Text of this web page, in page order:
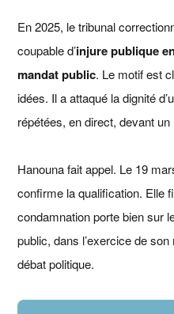
En 2025, le tribunal
coupable d’injure publique
mandat public. Le motif est
idées. Il a attaqué la dignité
répétées, en direct, devant un
Hanouna fait appel. Le 19
confirme la qualification. Elle
condamnation porte bien sur
public, dans l’exercice de
débat politique.